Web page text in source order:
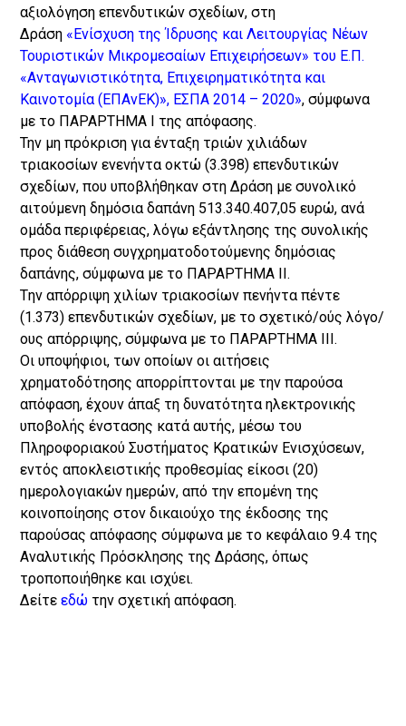
αξιολόγηση επενδυτικών σχεδίων, στη
Δράση «Ενίσχυση της Ίδρυσης και Λειτουργίας Νέων
Τουριστικών Μικρομεσαίων Επιχειρήσεων» του Ε.Π.
«Ανταγωνιστικότητα, Επιχειρηματικότητα και
Καινοτομία (ΕΠΑνΕΚ)», ΕΣΠΑ 2014 – 2020», σύμφωνα
με το ΠΑΡΑΡΤΗΜΑ Ι της απόφασης.
Την μη πρόκριση για ένταξη τριών χιλιάδων
τριακοσίων ενενήντα οκτώ (3.398) επενδυτικών
σχεδίων, που υποβλήθηκαν στη Δράση με συνολικό
αιτούμενη δημόσια δαπάνη 513.340.407,05 ευρώ, ανά
ομάδα περιφέρειας, λόγω εξάντλησης της συνολικής
προς διάθεση συγχρηματοδοτούμενης δημόσιας
δαπάνης, σύμφωνα με το ΠΑΡΑΡΤΗΜΑ ΙΙ.
Tην απόρριψη χιλίων τριακοσίων πενήντα πέντε
(1.373) επενδυτικών σχεδίων, με το σχετικό/ούς λόγο/
ους απόρριψης, σύμφωνα με το ΠΑΡΑΡΤΗΜΑ ΙΙΙ.
Οι υποψήφιοι, των οποίων οι αιτήσεις
χρηματοδότησης απορρίπτονται με την παρούσα
απόφαση, έχουν άπαξ τη δυνατότητα ηλεκτρονικής
υποβολής ένστασης κατά αυτής, μέσω του
Πληροφοριακού Συστήματος Κρατικών Ενισχύσεων,
εντός αποκλειστικής προθεσμίας είκοσι (20)
ημερολογιακών ημερών, από την επομένη της
κοινοποίησης στον δικαιούχο της έκδοσης της
παρούσας απόφασης σύμφωνα με το κεφάλαιο 9.4 της
Αναλυτικής Πρόσκλησης της Δράσης, όπως
τροποποιήθηκε και ισχύει.
Δείτεεδώ την σχετική απόφαση.